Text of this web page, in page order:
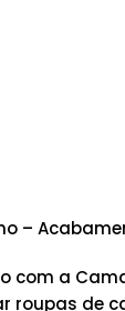
–
com a
roupas de